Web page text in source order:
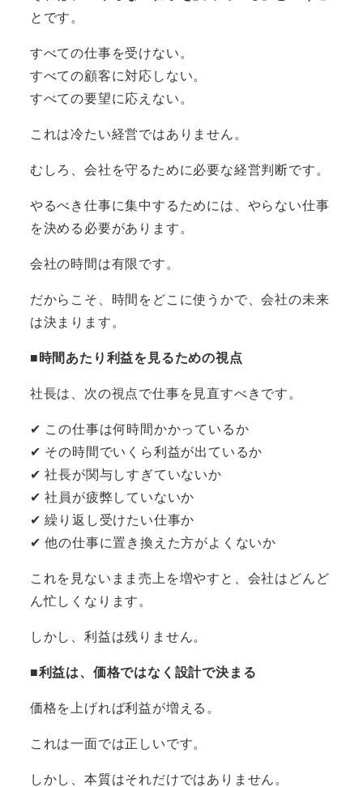
とです。
すべての仕事を受けない。
すべての顧客に対応しない。
すべての要望に応えない。
これは冷たい経営ではありません。
むしろ、会社を守るために必要な経営判断です。
やるべき仕事に集中するためには、やらない仕事
を決める必要があります。
会社の時間は有限です。
だからこそ、時間をどこに使うかで、会社の未来
は決まります。
■時間あたり利益を見るための視点
社長は、次の視点で仕事を見直すべきです。
✔ この仕事は何時間かかっているか
✔ その時間でいくら利益が出ているか
✔ 社長が関与しすぎていないか
✔ 社員が疲弊していないか
✔ 繰り返し受けたい仕事か
✔ 他の仕事に置き換えた方がよくないか
これを見ないまま売上を増やすと、会社はどんど
ん忙しくなります。
しかし、利益は残りません。
■利益は、価格ではなく設計で決まる
価格を上げれば利益が増える。
これは一面では正しいです。
しかし、本質はそれだけではありません。